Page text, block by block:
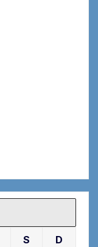
S D